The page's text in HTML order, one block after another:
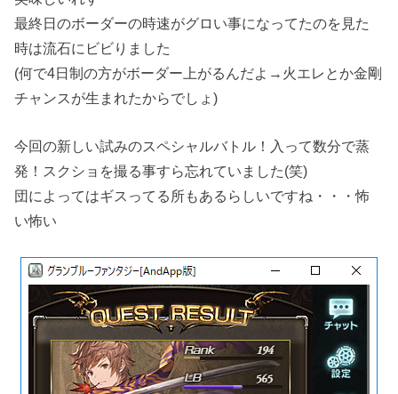
最終日のボーダーの時速がグロい事になってたのを見た
時は流石にビビりました
(何で4日制の方がボーダー上がるんだよ→火エレとか金剛
チャンスが生まれたからでしょ)
今回の新しい試みのスペシャルバトル！入って数分で蒸
発！スクショを撮る事すら忘れていました(笑)
団によってはギスってる所もあるらしいですね・・・怖
い怖い